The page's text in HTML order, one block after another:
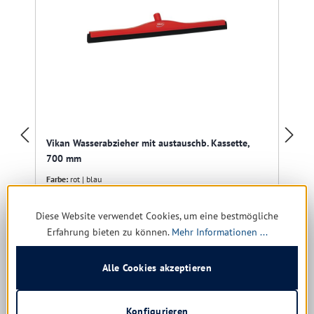
Vikan Wasserabzieher mit austauschb. Kassette,
700 mm
Farbe: rot | blau
Diese Website verwendet Cookies, um eine bestmögliche
Erfahrung bieten zu können. Mehr Informationen ...
Konfigurieren
Alle Cookies akzeptieren